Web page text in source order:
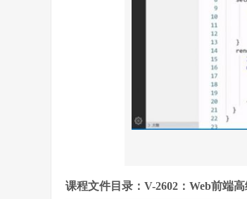
课程文件目录：V-2602：Web前端